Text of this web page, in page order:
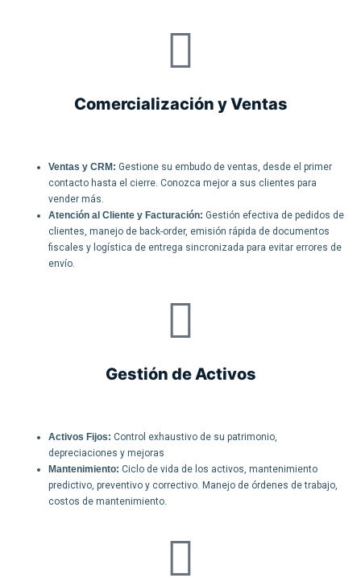
Comercialización y Ventas
Ventas y CRM: Gestione su embudo de ventas, desde el primer
contacto hasta el cierre. Conozca mejor a sus clientes para
vender más.
Atención al Cliente y Facturación: Gestión efectiva de pedidos de
clientes, manejo de back-order, emisión rápida de documentos
fiscales y logística de entrega sincronizada para evitar errores de
envío.
Gestión de Activos
Activos Fijos: Control exhaustivo de su patrimonio,
depreciaciones y mejoras
Mantenimiento: Ciclo de vida de los activos, mantenimiento
predictivo, preventivo y correctivo. Manejo de órdenes de trabajo,
costos de mantenimiento.